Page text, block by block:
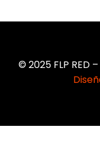
© 2025 FLP RED